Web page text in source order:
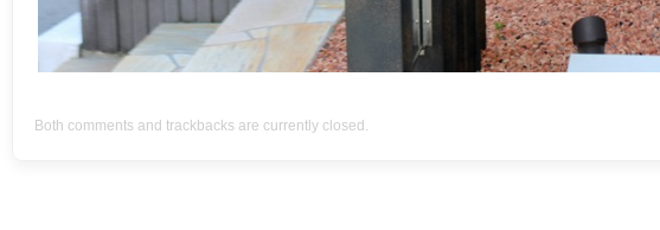
Both comments and trackbacks are currently closed.